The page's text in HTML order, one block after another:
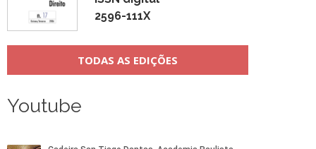
2596-111X
TODAS AS EDIÇÕES
Youtube